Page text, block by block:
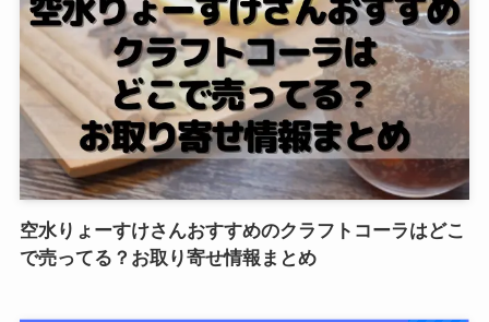
空水りょーすけさんおすすめのクラフトコーラはどこ
で売ってる？お取り寄せ情報まとめ